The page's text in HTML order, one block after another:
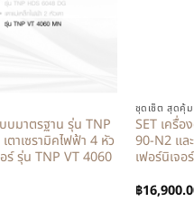
บมาตรฐาน รุ่น TNP
ตาเซรามิคไฟฟ้า 4 หัว
ร์ รุ่น TNP VT 4060
ชุดเซ็ต สุดคุ้ม
SET เครื่
90-N2 แล
เฟอร์นิเจ
฿